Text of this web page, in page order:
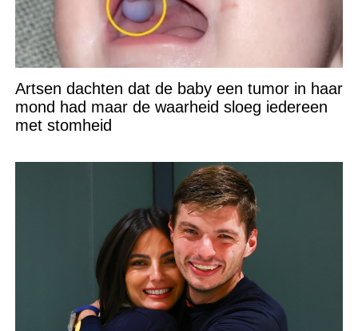
Artsen dachten dat de baby een tumor in haar
mond had maar de waarheid sloeg iedereen
met stomheid